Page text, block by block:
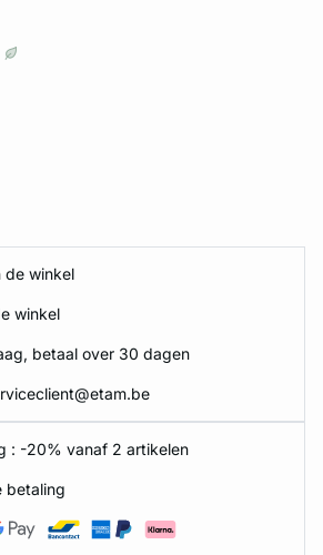
de winkel
winkel
betaal over 30 dagen
: -20% vanaf 2 artikelen
betaling